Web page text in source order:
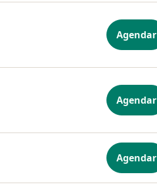
Agendar
Agendar
Agendar